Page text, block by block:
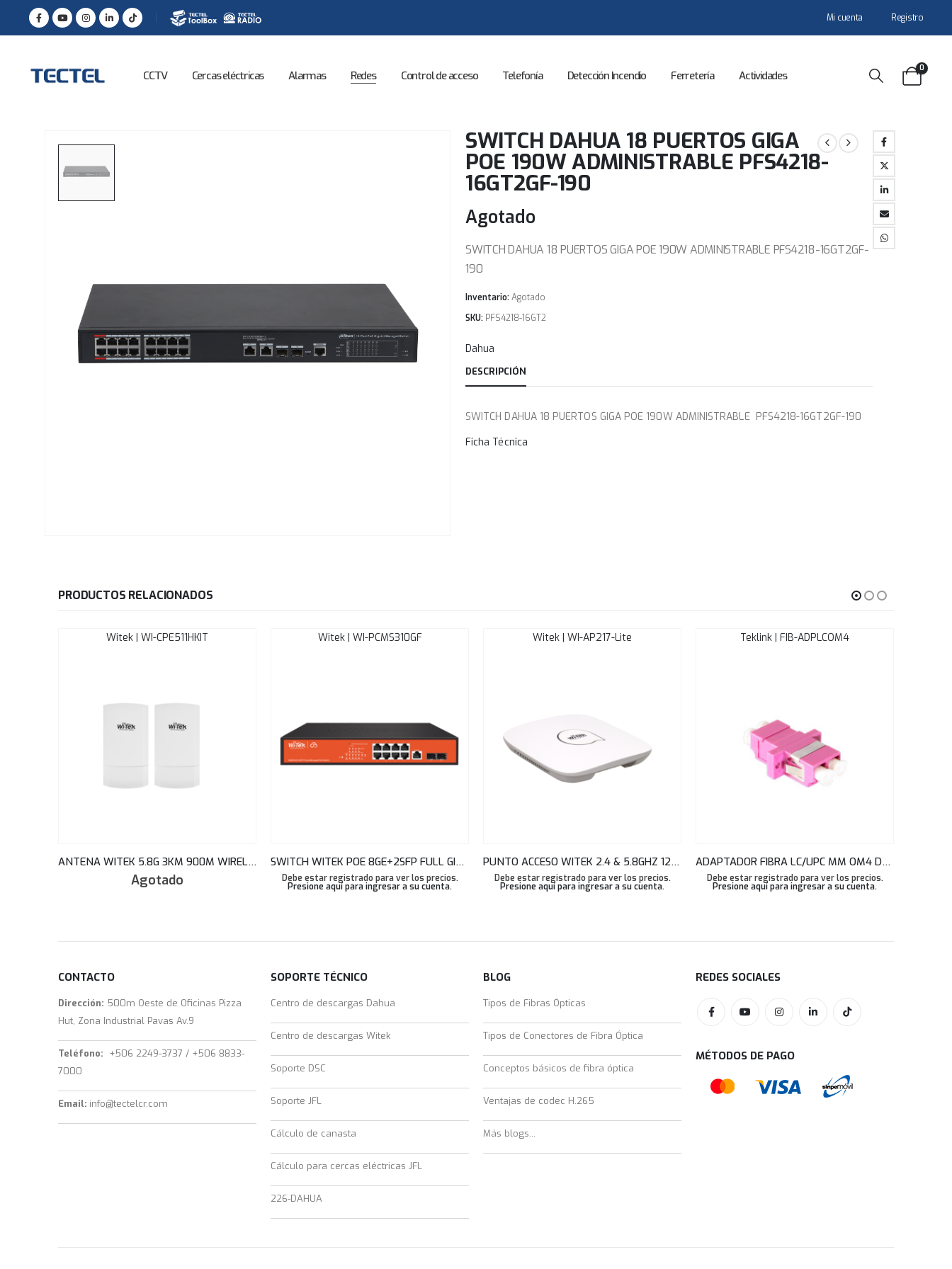
Mi cuenta Registro
CCTV Cercas eléctricas Alarmas Redes Control de acceso Telefonía Detección Incendio Ferretería Actividades
0
SWITCH DAHUA 18 PUERTOS GIGA
POE 190W ADMINISTRABLE PFS4218-
16GT2GF-190
Agotado
SWITCH DAHUA 18 PUERTOS GIGA POE 190W ADMINISTRABLE PFS4218-16GT2GF-
190
Inventario:Agotado
SKU: PFS4218-16GT2
Dahua
DESCRIPCIÓN
SWITCH DAHUA 18 PUERTOS GIGA POE 190W ADMINISTRABLE PFS4218-16GT2GF-190
Ficha Técnica
PRODUCTOS RELACIONADOS
Witek | WI-CPE511HKIT
ANTENA WITEK 5.8G 3KM 900M WIRELESS CPE FOR CCTV WI-CPE511HKIT (KIT 2PCS)
Agotado
Witek | WI-PCMS310GF
SWITCH WITEK POE 8GE+2SFP FULL GIGA 802.3AF/AT CLOUD L2 MANAGED 156W LINK AGGREGATION WI-PCMS310GF
Debe estar registrado para ver los precios.
Presione aquí para ingresar a su cuenta.
Witek | WI-AP217-Lite
PUNTO ACCESO WITEK 2.4 & 5.8GHZ 1200MBPS INDOOR WIRELESS CEILING CLOUD MANAGED AP LITE WI-AP217-LITE
Debe estar registrado para ver los precios.
Presione aquí para ingresar a su cuenta.
Teklink | FIB-ADPLCOM4
ADAPTADOR FIBRA LC/UPC MM OM4 DUPLEX COLOR VIOLETA TEKLINK
Debe estar registrado para ver los precios.
Presione aquí para ingresar a su cuenta.
CONTACTO
Dirección: 500m Oeste de Oficinas Pizza
Hut, Zona Industrial Pavas Av.9
Teléfono: +506 2249-3737 / +506 8833-
7000
Email: info@tectelcr.com
SOPORTE TÉCNICO
Centro de descargas Dahua
Centro de descargas Witek
Soporte DSC
Soporte JFL
Cálculo de canasta
Cálculo para cercas eléctricas JFL
226-DAHUA
BLOG
Tipos de Fibras Ópticas
Tipos de Conectores de Fibra Óptica
Conceptos básicos de fibra óptica
Ventajas de codec H.265
Más blogs...
REDES SOCIALES
MÉTODOS DE PAGO